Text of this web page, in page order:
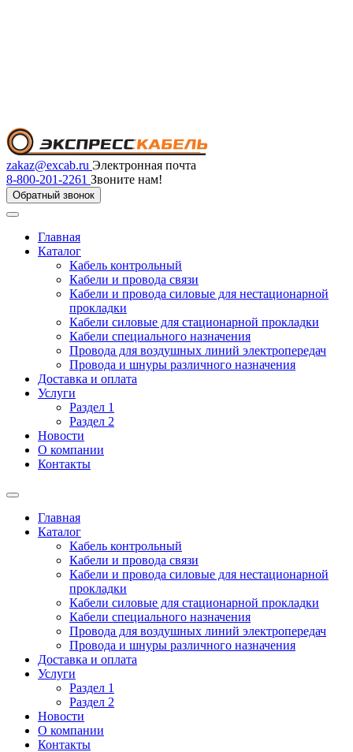
zakaz@excab.ru Электронная почта
8-800-201-2261 Звоните нам!
Обратный звонок
Главная
Каталог
Кабель контрольный
Кабели и провода связи
Кабели и провода силовые для нестационарной
прокладки
Кабели силовые для стационарной прокладки
Кабели специального назначения
Провода для воздушных линий электропередач
Провода и шнуры различного назначения
Доставка и оплата
Услуги
Раздел 1
Раздел 2
Новости
О компании
Контакты
Главная
Каталог
Кабель контрольный
Кабели и провода связи
Кабели и провода силовые для нестационарной
прокладки
Кабели силовые для стационарной прокладки
Кабели специального назначения
Провода для воздушных линий электропередач
Провода и шнуры различного назначения
Доставка и оплата
Услуги
Раздел 1
Раздел 2
Новости
О компании
Контакты